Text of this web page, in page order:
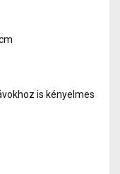
is kényelmes